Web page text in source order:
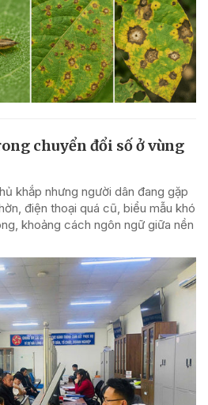
chuyển đổi số ở vùng
khắp nhưng người dân đang gặp
điện thoại quá cũ, biểu mẫu khó
khoảng cách ngôn ngữ giữa nền